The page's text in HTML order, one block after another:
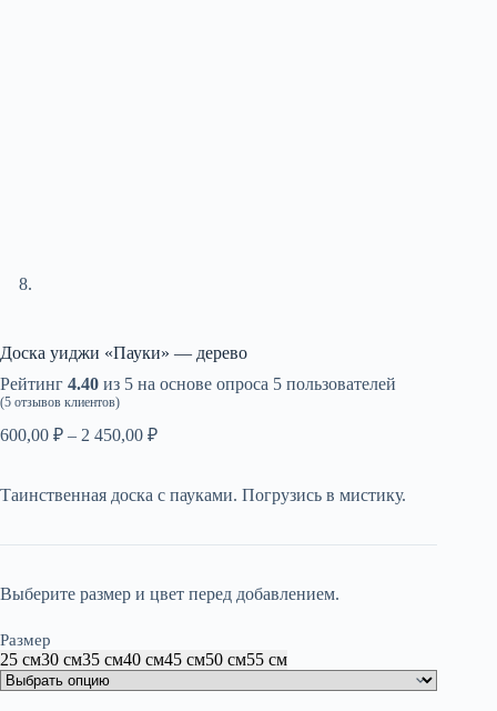
Доска уиджи «Пауки» — дерево
Рейтинг 4.40 из 5 на основе опроса 5 пользователей
(5 отзывов клиентов)
600,00 ₽ – 2 450,00 ₽Диапазон
–
Таинственная доска с пауками. Погрузись в мистику.
Выберите размер и цвет перед добавлением.
Размер
25 см30 см35 см40 см45 см50 см55 см